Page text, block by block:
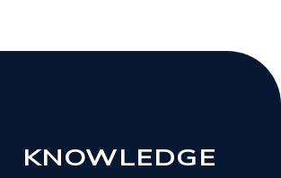
KNOWLEDGE